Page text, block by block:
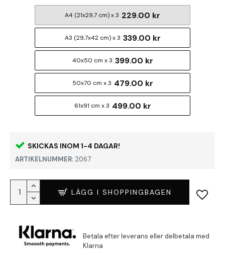
SKICKAS INOM 1-4 DAGAR!
ARTIKELNUMMER: 2067
A4 (21x29,7 cm) x 3 229.00 kr
A3 (29,7x42 cm) x 3 339.00 kr
40x50 cm x 3 399.00 kr
50x70 cm x 3 479.00 kr
61x91 cm x 3 499.00 kr
LÄGG I SHOPPINGBAGEN